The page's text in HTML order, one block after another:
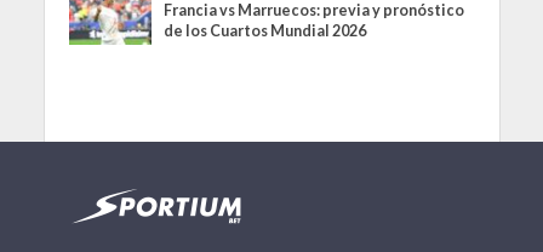
Francia vs Marruecos: previa y pronóstico
de los Cuartos Mundial 2026